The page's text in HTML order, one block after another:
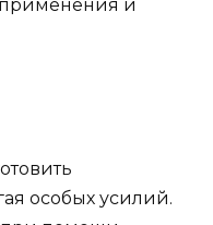
особых усилий.